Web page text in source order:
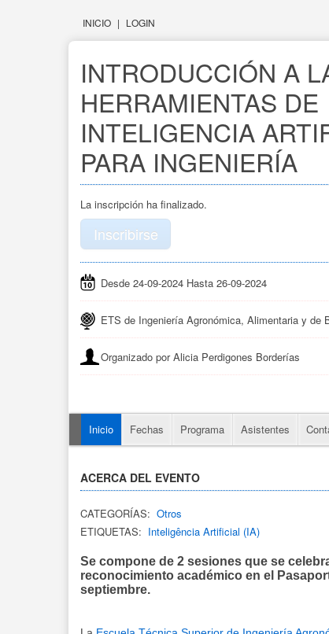
INICIO | LOGIN
INTRODUCCIÓN A
HERRAMIENTAS DE
INTELIGENCIA
PARA INGENIERÍA
La inscripción ha finalizado.
Inscribirse
Desde 24-09-2024 Hasta 26-09-2024
ETS de Ingeniería Agronómica, Alimentaria y de
Organizado por Alicia Perdigones Borderías
Inicio Fechas Programa Asistentes
ACERCA DEL EVENTO
CATEGORÍAS: Otros
ETIQUETAS: Inteligência Artificial (IA)
Se compone de 2 sesiones que se
reconocimiento académico en el
septiembre.